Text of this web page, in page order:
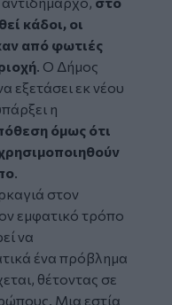
κάδοι, οι
από φωτιές
. Ο Δήμος
εξετάσει εκ νέου
η
όμως ότι
.
στον
εμφατικό τρόπο
να
ένα πρόβλημα
θέτοντας σε
Μια εστία